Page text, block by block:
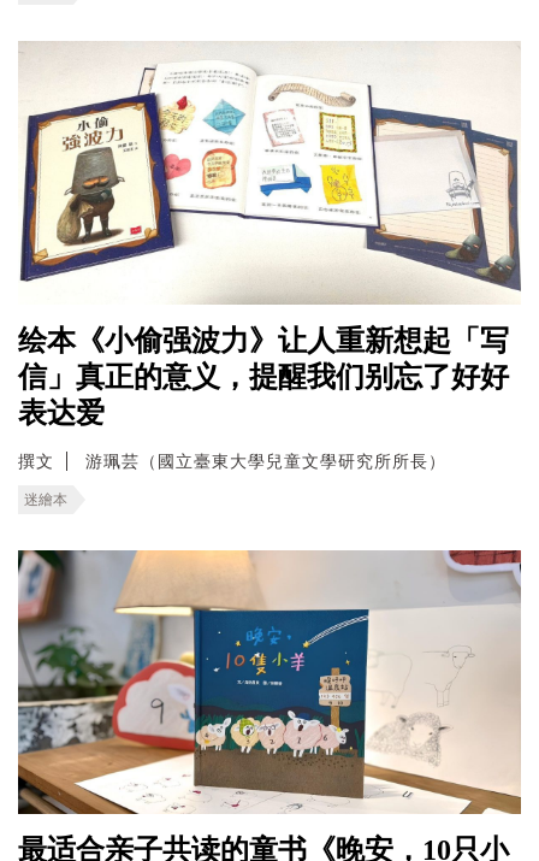
绘本《小偷强波力》让人重新想起「写
信」真正的意义，提醒我们别忘了好好
表达爱
撰文 游珮芸（國立臺東大學兒童文學研究所所長）
迷繪本
最适合亲子共读的童书《晚安，10只小